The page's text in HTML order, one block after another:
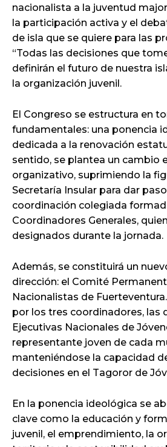
nacionalista a la juventud
la participación activa y el
de isla que se quiere para las
“Todas las decisiones que
definirán el futuro de nuestra
la organización juvenil.
El Congreso se estructura en
fundamentales: una ponencia
dedicada a la renovación
sentido, se plantea un cambio
organizativo, suprimiendo la
Secretaría Insular para dar
coordinación colegiada
Coordinadores Generales,
designados durante la jornada.
Además, se constituirá un
dirección: el Comité
Nacionalistas de
por los tres coordinadores, las
Ejecutivas Nacionales de
representante joven de cada
manteniéndose la capacidad
decisiones en el Tagoror de
En la ponencia ideológica se
clave como la educación y
juvenil, el emprendimiento, la